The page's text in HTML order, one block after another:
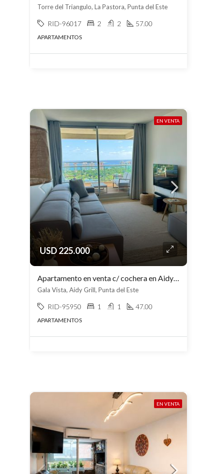
Torre del Triangulo, La Pastora, Punta del Este
RID-96017 2 2 57.00
APARTAMENTOS
EN VENTA
USD 225.000
Apartamento en venta c/ cochera en Aidy Grill
Gala Vista, Aidy Grill, Punta del Este
RID-95950 1 1 47.00
APARTAMENTOS
EN VENTA